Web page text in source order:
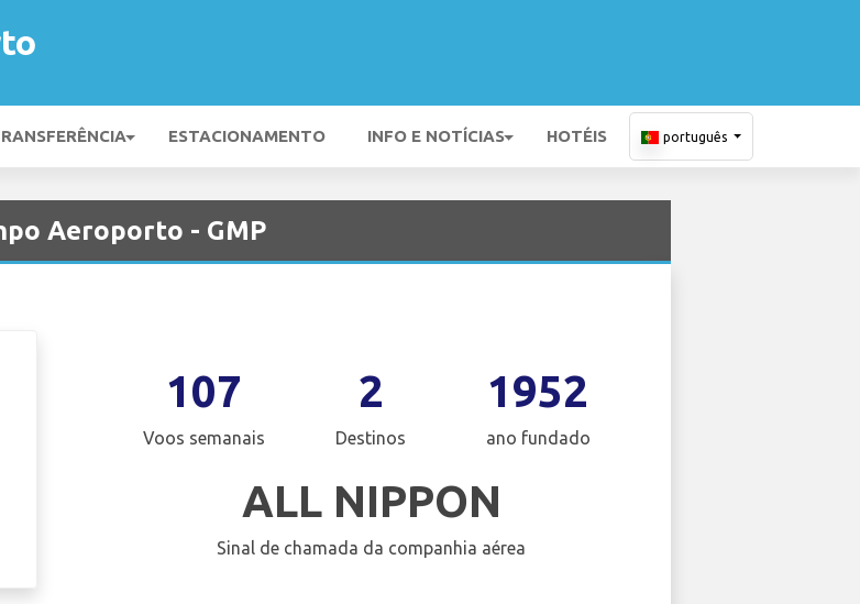
ESTACIONAMENTO INFO E NOTÍCIAS HOTÉIS português
Aeroporto - GMP
107
Voos semanais
2
Destinos
1952
ano fundado
ALL NIPPON
Sinal de chamada da companhia aérea